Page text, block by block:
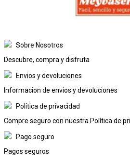
Sobre Nosotros
Descubre, compra y disfruta
Envios y devoluciones
Informacion de envios y devoluciones
Política de privacidad
Compre seguro con nuestra Política de
Pago seguro
Pagos seguros